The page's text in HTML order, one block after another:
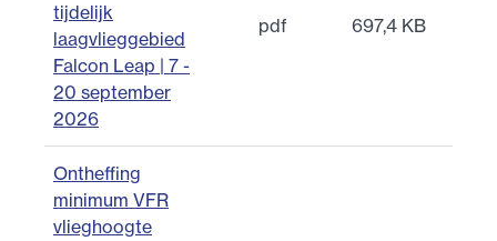
tijdelijk
laagvlieggebied
Falcon Leap | 7 -
20 september
2026
pdf 697,4 KB
Ontheffing
minimum VFR
vlieghoogte